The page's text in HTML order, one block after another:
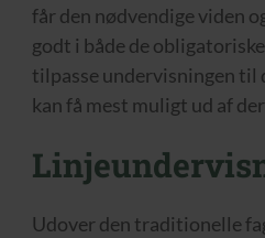
får den nødvendige viden
godt i både de
tilpasse undervisningen til
kan få mest muligt ud af
Udover den traditionelle